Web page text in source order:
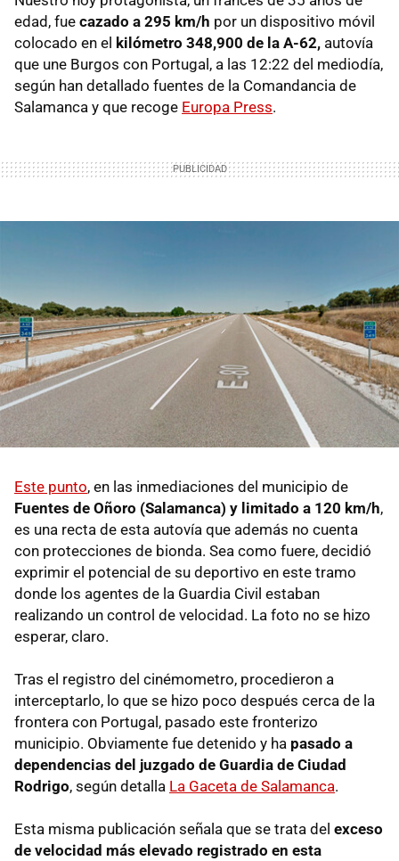
edad, fue cazado a 295 km/h por un dispositivo móvil
colocado en el kilómetro 348,900 de la A-62, autovía
que une Burgos con Portugal, a las 12:22 del mediodía,
según han detallado fuentes de la Comandancia de
Salamanca y que recoge Europa Press.
Este punto, en las inmediaciones del municipio de
Fuentes de Oñoro (Salamanca) y limitado a 120 km/h,
es una recta de esta autovía que además no cuenta
con protecciones de bionda. Sea como fuere, decidió
exprimir el potencial de su deportivo en este tramo
donde los agentes de la Guardia Civil estaban
realizando un control de velocidad. La foto no se hizo
esperar, claro.
Tras el registro del cinémometro, procedieron a
interceptarlo, lo que se hizo poco después cerca de la
frontera con Portugal, pasado este fronterizo
municipio. Obviamente fue detenido y ha pasado a
dependencias del juzgado de Guardia de Ciudad
Rodrigo, según detalla La Gaceta de Salamanca.
Esta misma publicación señala que se trata del exceso
de velocidad más elevado registrado en esta